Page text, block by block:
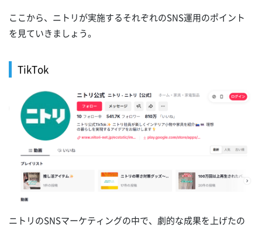
ここから、ニトリが実施するそれぞれのSNS運用のポイント
を見ていきましょう。
TikTok
ニトリのSNSマーケティングの中で、劇的な成果を上げたの